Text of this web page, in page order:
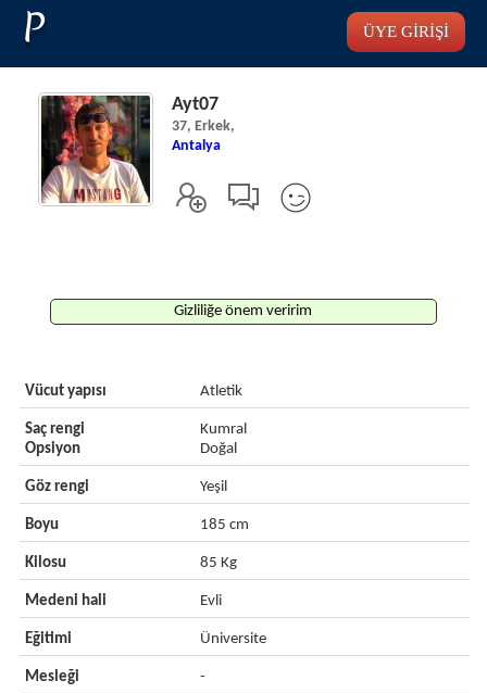
P ÜYE GİRİŞİ
Ayt07
37, Erkek,
Antalya
Gizliliğe önem veririm
Vücut yapısı Atletik
Saç rengi
Opsiyon
Kumral
Doğal
Göz rengi Yeşil
Boyu 185 cm
Kilosu 85 Kg
Medeni hali Evli
Eğitimi Üniversite
Mesleği -